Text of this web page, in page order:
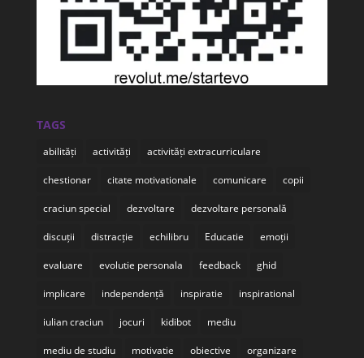
TAGS
abilități activități activități extracurriculare
chestionar citate motivationale comunicare copii
craciun special dezvoltare dezvoltare personală
discuții distracție echilibru Educatie emoții
evaluare evolutie personala feedback ghid
implicare independență inspiratie inspirational
iulian craciun jocuri kidibot mediu
mediu de studiu motivatie obiective organizare